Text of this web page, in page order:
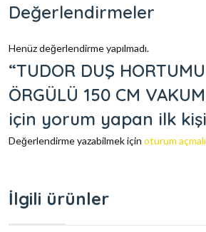
Değerlendirmeler
Henüz değerlendirme yapılmadı.
“TUDOR DUŞ
ÖRGÜLÜ 150 CM
için yorum yapan ilk
Değerlendirme yazabilmek için oturum
İlgili ürünler